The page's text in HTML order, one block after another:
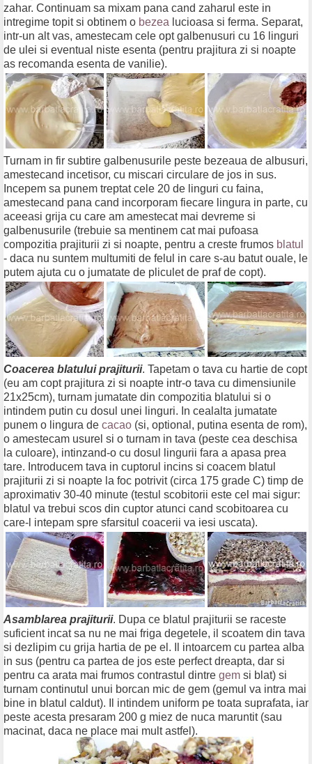
zahar. Continuam sa mixam pana cand zaharul este in
intregime topit si obtinem o bezea lucioasa si ferma. Separat,
intr-un alt vas, amestecam cele opt galbenusuri cu 16 linguri
de ulei si eventual niste esenta (pentru prajitura zi si noapte
as recomanda esenta de vanilie).
Turnam in fir subtire galbenusurile peste bezeaua de albusuri,
amestecand incetisor, cu miscari circulare de jos in sus.
Incepem sa punem treptat cele 20 de linguri cu faina,
amestecand pana cand incorporam fiecare lingura in parte, cu
aceeasi grija cu care am amestecat mai devreme si
galbenusurile (trebuie sa mentinem cat mai pufoasa
compozitia prajiturii zi si noapte, pentru a creste frumos blatul
- daca nu suntem multumiti de felul in care s-au batut ouale, le
putem ajuta cu o jumatate de pliculet de praf de copt).
Coacerea blatului prajiturii. Tapetam o tava cu hartie de copt
(eu am copt prajitura zi si noapte intr-o tava cu dimensiunile
21x25cm), turnam jumatate din compozitia blatului si o
intindem putin cu dosul unei linguri. In cealalta jumatate
punem o lingura de cacao (si, optional, putina esenta de rom),
o amestecam usurel si o turnam in tava (peste cea deschisa
la culoare), intinzand-o cu dosul lingurii fara a apasa prea
tare. Introducem tava in cuptorul incins si coacem blatul
prajiturii zi si noapte la foc potrivit (circa 175 grade C) timp de
aproximativ 30-40 minute (testul scobitorii este cel mai sigur:
blatul va trebui scos din cuptor atunci cand scobitoarea cu
care-l intepam spre sfarsitul coacerii va iesi uscata).
Asamblarea prajiturii. Dupa ce blatul prajiturii se raceste
suficient incat sa nu ne mai friga degetele, il scoatem din tava
si dezlipim cu grija hartia de pe el. Il intoarcem cu partea alba
in sus (pentru ca partea de jos este perfect dreapta, dar si
pentru ca arata mai frumos contrastul dintre gem si blat) si
turnam continutul unui borcan mic de gem (gemul va intra mai
bine in blatul caldut). Il intindem uniform pe toata suprafata, iar
peste acesta presaram 200 g miez de nuca maruntit (sau
macinat, daca ne place mai mult astfel).